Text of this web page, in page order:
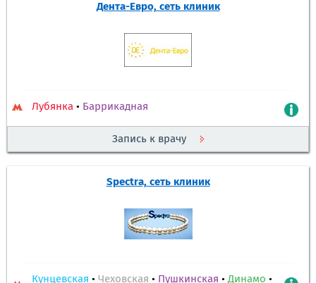
Дента-Евро, сеть клиник
Лубянка • Баррикадная
Запись к врачу
Spectra, сеть клиник
Кунцевская • Чеховская • Пушкинская • Динамо •